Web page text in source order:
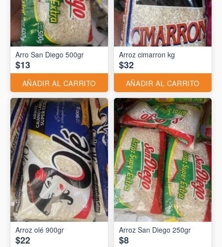
Arro San Diego 500gr
$13
AÑADIR AL CARRITO
Arroz cimarron kg
$32
AÑADIR AL CARRITO
Arroz olé 900gr
$22
Arroz San Diego 250gr
$8